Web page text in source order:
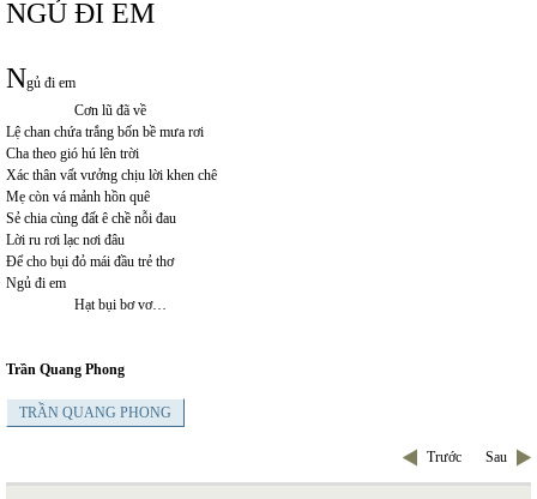
NGỦ ĐI EM
Ngủ đi em
Cơn lũ đã về
Lệ chan chứa trắng bốn bề mưa rơi
Cha theo gió hú lên trời
Xác thân vất vưởng chịu lời khen chê
Mẹ còn vá mảnh hồn quê
Sẻ chia cùng đất ê chề nỗi đau
Lời ru rơi lạc nơi đâu
Để cho bụi đỏ mái đầu trẻ thơ
Ngủ đi em
Hạt bụi bơ vơ…
Trần Quang Phong
TRẦN QUANG PHONG
Trước Sau